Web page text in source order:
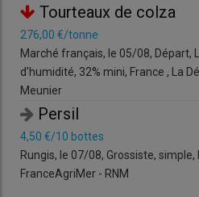
«Quand on regarde les marchés
volatilité
est de plus en plus forte
»,
fondateur deQuideos
lors d’un
Les crises sanitaires, géopolitiques
ou encore les productions animales
demande croissante de visibilité de
agricoles. «Nos clients avaient
l’évolution des prix, mais surtout de
Tourteaux de colza
276,00 €/tonne
Marché français, le 05/08, Départ,
d'humidité, 32% mini, France , La
Meunier
Persil
4,50 €/10 bottes
Rungis, le 07/08, Grossiste, simple,
FranceAgriMer - RNM